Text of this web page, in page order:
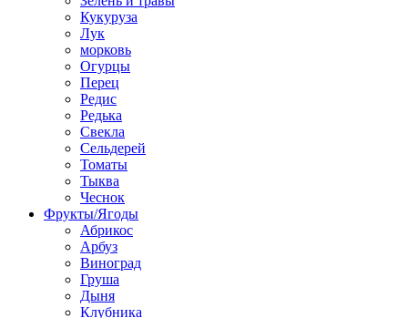
Кукуруза
Лук
морковь
Огурцы
Перец
Редис
Редька
Свекла
Сельдерей
Томаты
Тыква
Чеснок
Фрукты/Ягоды
Абрикос
Арбуз
Виноград
Груша
Дыня
Клубника